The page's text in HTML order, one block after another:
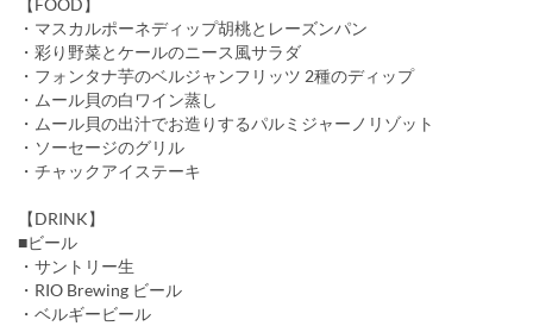
【FOOD】
・マスカルポーネディップ胡桃とレーズンパン
・彩り野菜とケールのニース風サラダ
・フォンタナ芋のベルジャンフリッツ 2種のディップ
・ムール貝の白ワイン蒸し
・ムール貝の出汁でお造りするパルミジャーノリゾット
・ソーセージのグリル
・チャックアイステーキ
【DRINK】
■ビール
・サントリー生
・RIO Brewing ビール
・ベルギービール